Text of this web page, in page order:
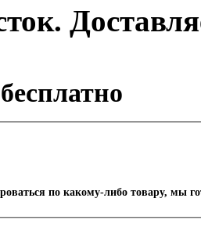
по какому-либо товару, мы